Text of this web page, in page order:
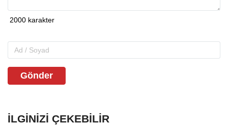
Gönder
İLGINIZI ÇEKEBILIR